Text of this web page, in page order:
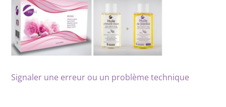
Signaler une erreur ou un problème technique